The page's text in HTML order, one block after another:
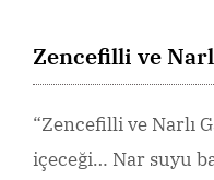
Zencefilli ve
“Zencefilli ve Narlı
içeceği… Nar suyu